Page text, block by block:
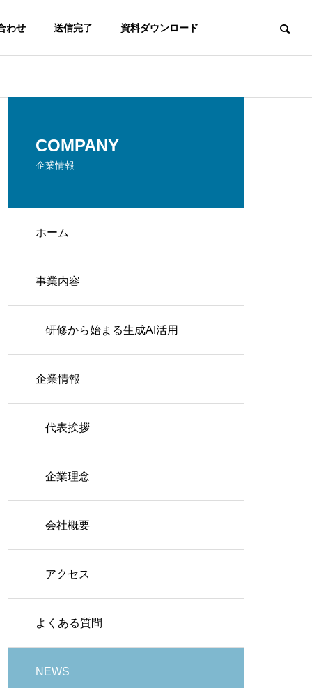
わせ 送信完了 資料ダウンロード
OUTLINE
COMPANY
企業情報
ホーム
事業内容
研修から始まる生成AI活用
企業情報
代表挨拶
企業理念
会社概要
アクセス
よくある質問
NEWS